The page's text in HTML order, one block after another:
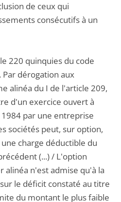
de ceux qui
consécutifs à un
220 quinquies du code
Par dérogation aux
alinéa du I de l'article 209,
d'un exercice ouvert à
par une entreprise
sociétés peut, sur option,
charge déductible du
(...) / L'option
n'est admise qu'à la
le déficit constaté au titre
du montant le plus faible